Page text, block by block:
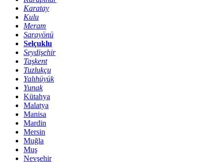
Karatay
Kulu
Meram
Sarayönü
Selçuklu
Seydişehir
Taşkent
Tuzlukçu
Yalıhüyük
Yunak
Kütahya
Malatya
Manisa
Mardin
Mersin
Muğla
Muş
Nevşehir